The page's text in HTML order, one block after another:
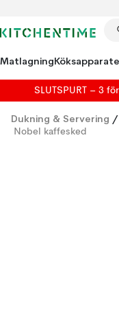
Matlagning
SLUTSPURT – 3
Dukning & Servering /
Nobel kaffesked